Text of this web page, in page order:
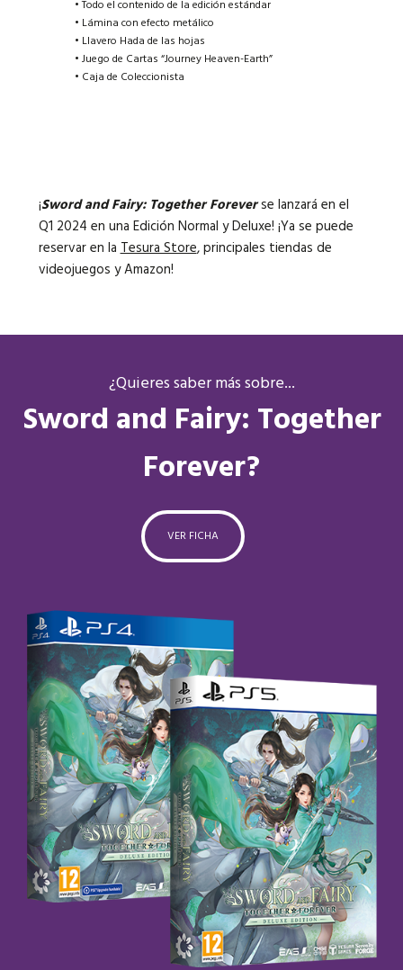
• Todo el contenido de la edición estándar
• Lámina con efecto metálico
• Llavero Hada de las hojas
• Juego de Cartas “Journey Heaven-Earth”
• Caja de Coleccionista
¡Sword and Fairy: Together Foreverse lanzará en el
Q1 2024 en una Edición Normal y Deluxe! ¡Ya se puede
reservar en laTesura Store, principales tiendas de
videojuegos y Amazon!
¿Quieres saber más sobre...
Sword and Fairy: Together
Forever?
VER FICHA